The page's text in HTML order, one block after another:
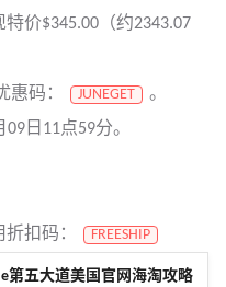
价$345.00（约2343.07
惠码：
JUNEGET
。
日11点59分。
扣码：
FREESHIP
第五大道美国官网海淘攻略